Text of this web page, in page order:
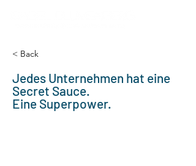
< Back
Jedes Unternehmen hat eine
Secret Sauce.
Eine Superpower.